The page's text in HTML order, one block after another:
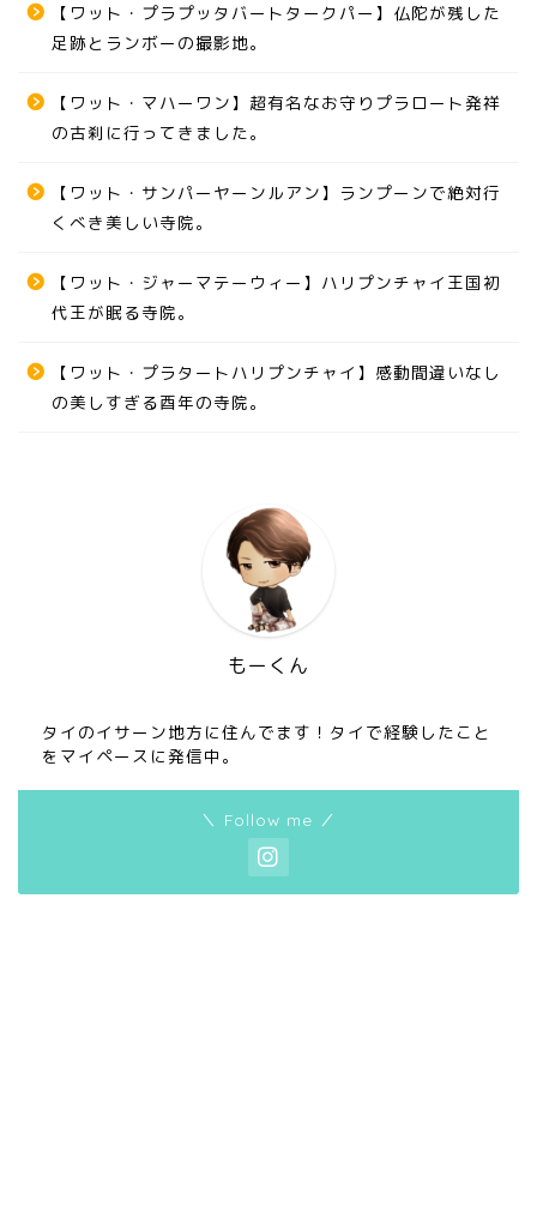
【ワット・プラプッタバートタークパー】仏陀が残した
足跡とランボーの撮影地。
【ワット・マハーワン】超有名なお守りプラロート発祥
の古刹に行ってきました。
【ワット・サンパーヤーンルアン】ランプーンで絶対行
くべき美しい寺院。
【ワット・ジャーマテーウィー】ハリプンチャイ王国初
代王が眠る寺院。
【ワット・プラタートハリプンチャイ】感動間違いなし
の美しすぎる酉年の寺院。
もーくん
タイのイサーン地方に住んでます！タイで経験したこと
をマイペースに発信中。
＼ Follow me ／